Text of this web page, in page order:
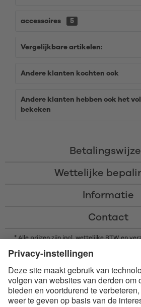
accessoires 5
Vergelijkbare artikelen:
Andere klanten kochten ook
Andere klanten hebben ook het
bekeken
Wettelijke
Informatie
Contact
* Alle prijzen zijn incl. wettelijke BTW en
rembourskosten, indien niet
handelsmerken van Bluetooth SIG, Inc. en
Apple, het Apple logo en Apple Watch zijn